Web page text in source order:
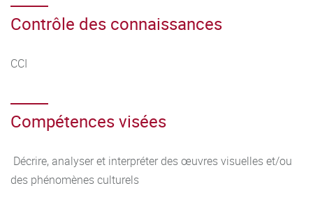
Contrôle des connaissances
CCI
Compétences visées
Décrire, analyser et interpréter des œuvres visuelles et/ou
des phénomènes culturels